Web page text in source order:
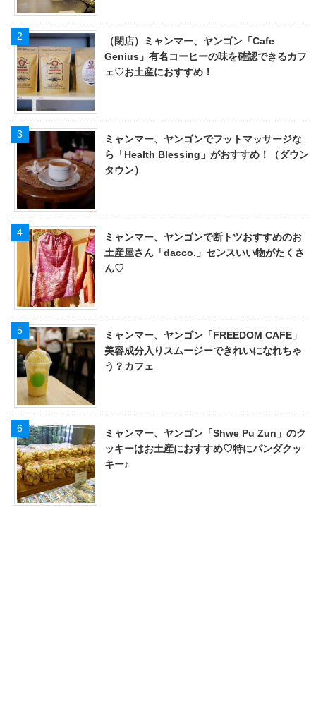
（閉店）ミャンマー、ヤンゴン「Cafe
Genius」有名コーヒーの味を確認できるカフ
ェ♡お土産におすすめ！
ミャンマー、ヤンゴンでフットマッサージな
ら「Health Blessing」がおすすめ！（ダウン
タウン）
ミャンマー、ヤンゴンで断トツおすすめのお
土産屋さん「dacco.」センスいい物がたくさ
ん♡
ミャンマー、ヤンゴン「FREEDOM CAFE」
美容成分入りスムージーできれいになれちゃ
う？カフェ
ミャンマー、ヤンゴン「Shwe Pu Zun」のク
ッキーはお土産におすすめ♡特にパンダクッ
キー♪